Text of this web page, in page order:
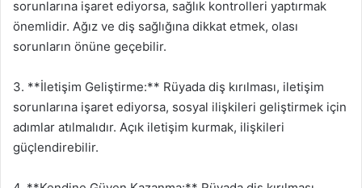
sorunlarına işaret ediyorsa, sağlık kontrolleri yaptırmak
önemlidir. Ağız ve diş sağlığına dikkat etmek, olası
sorunların önüne geçebilir.
3. **İletişim Geliştirme:** Rüyada diş kırılması, iletişim
sorunlarına işaret ediyorsa, sosyal ilişkileri geliştirmek için
adımlar atılmalıdır. Açık iletişim kurmak, ilişkileri
güçlendirebilir.